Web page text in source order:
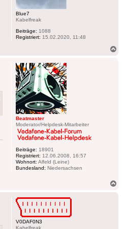
Blue7
Kabelfreak
Beiträge: 1088
Registriert: 15.02.2020, 11:48
Beatmaster
Moderator/Helpdesk-Mitarbeiter
Beiträge: 18901
Registriert: 12.06.2008, 16:57
Wohnort: Alfeld (Leine)
Bundesland: Niedersachsen
V0DAF0N3
Kabelfreak